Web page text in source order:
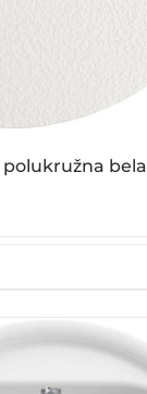
polukružna bela